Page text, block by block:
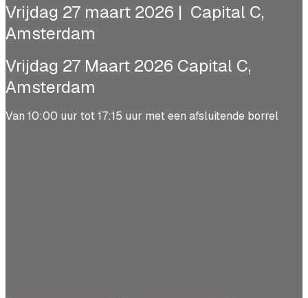
Vrijdag 27 maart 2026 | Capital C,
Amsterdam
Vrijdag 27 Maart 2026 Capital C,
Amsterdam
Van 10:00 uur tot 17:15 uur met een afsluitende borrel